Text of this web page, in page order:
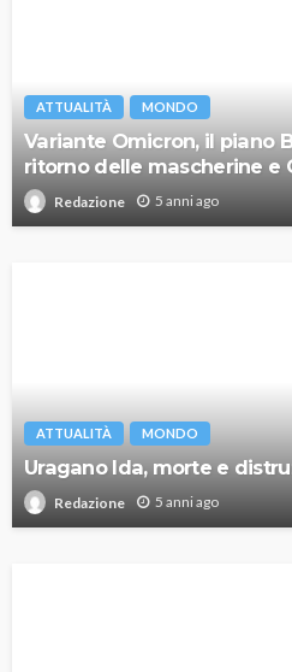
ATTUALITÀ MONDO
Variante Omicron, il piano
ritorno delle mascherine e
Redazione 5 anni ago
ATTUALITÀ MONDO
Uragano Ida, morte e
Redazione 5 anni ago